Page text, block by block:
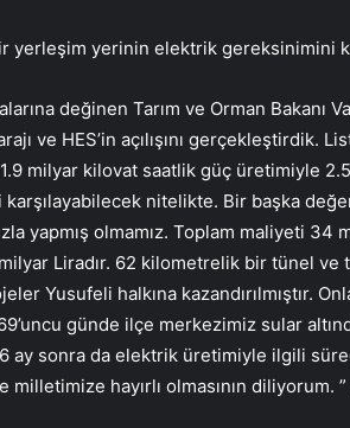
yerleşim yerinin elektrik gereksinimini
değinen Tarım ve Orman Bakanı
ve HES’in açılışını gerçekleştirdik.
milyar kilovat saatlik güç üretimiyle
nitelikte. Bir başka
yapmış olmamız. Toplam maliyeti 34
milyar Liradır. 62 kilometrelik bir tünel
Yusufeli halkına kazandırılmıştır.
günde ilçe merkezimiz sular
ay sonra da elektrik üretimiyle ilgili
hayırlı olmasının diliyorum.